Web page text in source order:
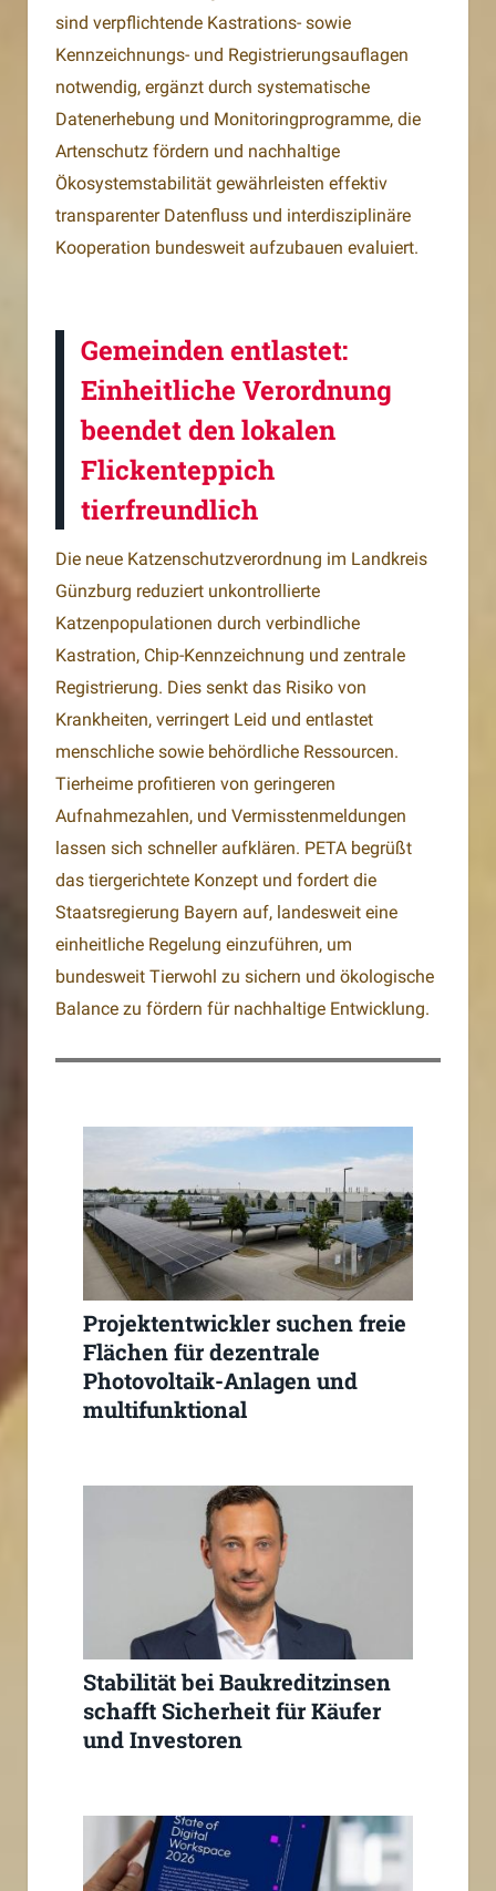
sind verpflichtende Kastrations- sowie
Kennzeichnungs- und Registrierungsauflagen
notwendig, ergänzt durch systematische
Datenerhebung und Monitoringprogramme, die
Artenschutz fördern und nachhaltige
Ökosystemstabilität gewährleisten effektiv
transparenter Datenfluss und interdisziplinäre
Kooperation bundesweit aufzubauen evaluiert.
Gemeinden entlastet:
Einheitliche Verordnung
beendet den lokalen
Flickenteppich
tierfreundlich
Die neue Katzenschutzverordnung im Landkreis
Günzburg reduziert unkontrollierte
Katzenpopulationen durch verbindliche
Kastration, Chip-Kennzeichnung und zentrale
Registrierung. Dies senkt das Risiko von
Krankheiten, verringert Leid und entlastet
menschliche sowie behördliche Ressourcen.
Tierheime profitieren von geringeren
Aufnahmezahlen, und Vermisstenmeldungen
lassen sich schneller aufklären. PETA begrüßt
das tiergerichtete Konzept und fordert die
Staatsregierung Bayern auf, landesweit eine
einheitliche Regelung einzuführen, um
bundesweit Tierwohl zu sichern und ökologische
Balance zu fördern für nachhaltige Entwicklung.
Projektentwickler suchen freie
Flächen für dezentrale
Photovoltaik-Anlagen und
multifunktional
Stabilität bei Baukreditzinsen
schafft Sicherheit für Käufer
und Investoren